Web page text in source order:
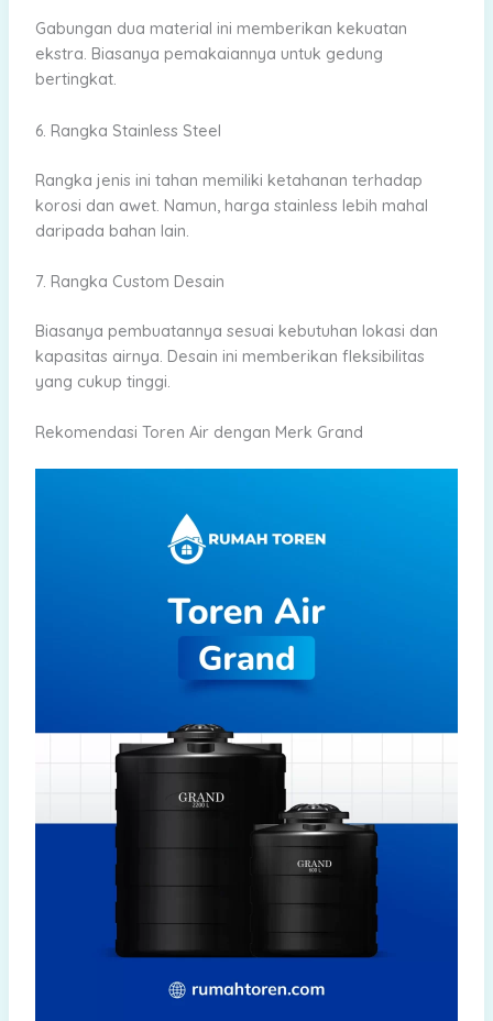
Gabungan dua material ini memberikan kekuatan
ekstra. Biasanya pemakaiannya untuk gedung
bertingkat.
6. Rangka Stainless Steel
Rangka jenis ini tahan memiliki ketahanan terhadap
korosi dan awet. Namun, harga stainless lebih mahal
daripada bahan lain.
7. Rangka Custom Desain
Biasanya pembuatannya sesuai kebutuhan lokasi dan
kapasitas airnya. Desain ini memberikan fleksibilitas
yang cukup tinggi.
Rekomendasi Toren Air dengan Merk Grand